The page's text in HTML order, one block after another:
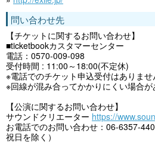
問い合わせ先
【チケットに関するお問い合わせ】
■ticketbookカスタマーセンター
電話：0570-009-098
受付時間 : 11:00～18:00(不定休)
※電話でのチケット申込受付はありませ
※回線が混み合ってかかりにくい場合が
【公演に関するお問い合わせ】
サウンドクリエーター https://
お電話でのお問い合わせ：06-6357-
祝日を除く）